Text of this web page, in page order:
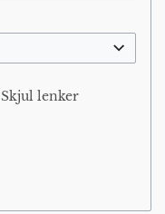
Skjul lenker